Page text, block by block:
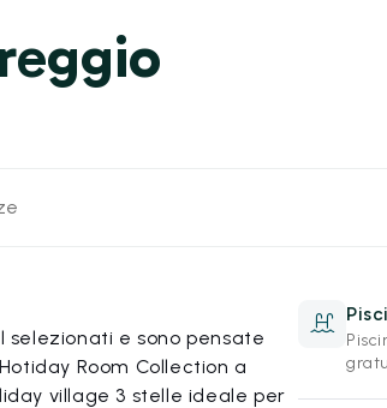
selezionati e sono pensate
Room Collection a
village 3 stelle ideale per